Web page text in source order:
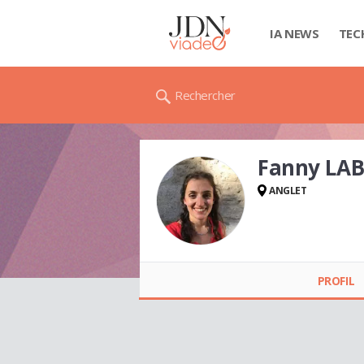
IA NEWS
Rechercher
Fanny
ANGLET
PROFIL